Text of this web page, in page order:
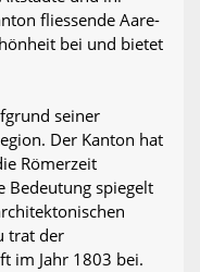
fliessende Aare-
bei und bietet
seiner
Der Kanton hat
Römerzeit
Bedeutung spiegelt
trat der
im Jahr 1803 bei.